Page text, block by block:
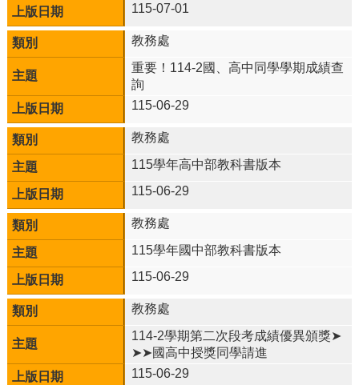
電
話
號
碼
表
學校公務信箱：
tnjh2@ms.tnjh.ylc.edu.tw
網
站
資
料
開
放
宣
告
隱
私
權
宣
告
資
訊
115-07-01
教務處
重要！114-2國、高中同學學期成績查
詢
115-06-29
教務處
115學年高中部教科書版本
115-06-29
教務處
115學年國中部教科書版本
115-06-29
教務處
114-2學期第二次段考成績優異頒獎➤
➤➤國高中授獎同學請進
115-06-29